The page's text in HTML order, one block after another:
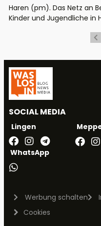
Haren (pm). Das Netz an
Kinder und Jugendliche in
SOCIAL MEDIA
Lingen
WhatsApp
Werbung schalten
Cookies